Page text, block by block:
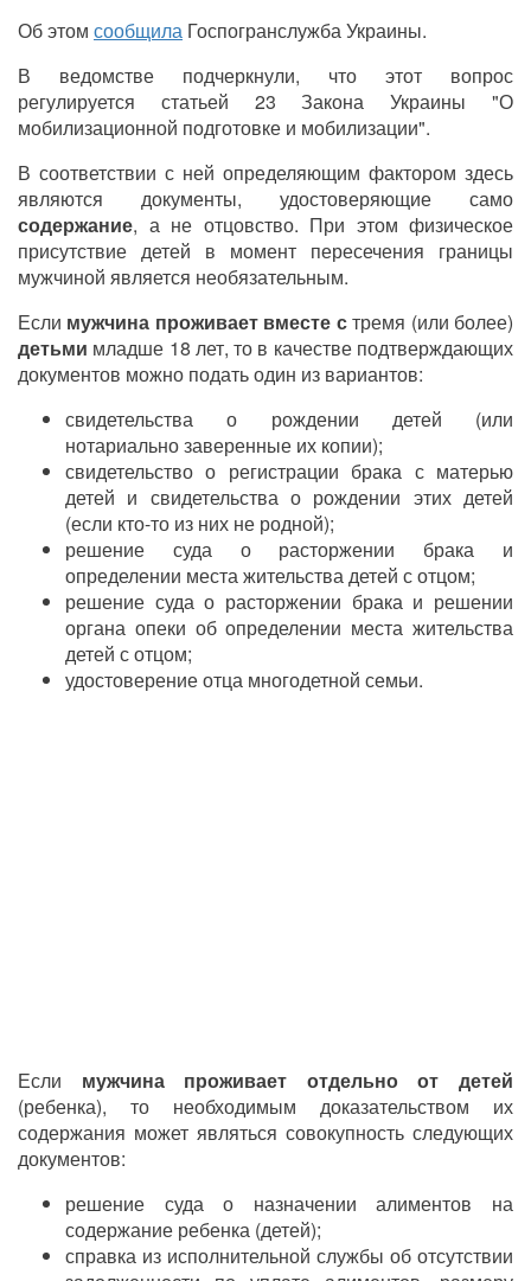
Об этом сообщила Госпогранслужба Украины.
В ведомстве подчеркнули, что этот вопрос
регулируется статьей 23 Закона Украины "О
мобилизационной подготовке и мобилизации".
В соответствии с ней определяющим фактором здесь
являются документы, удостоверяющие само
содержание, а не отцовство. При этом физическое
присутствие детей в момент пересечения границы
мужчиной является необязательным.
Если мужчина проживает вместе стремя (или более)
детьми младше 18 лет, то в качестве подтверждающих
документов можно подать один из вариантов:
свидетельства о рождении детей (или
нотариально заверенные их копии);
свидетельство о регистрации брака с матерью
детей и свидетельства о рождении этих детей
(если кто-то из них не родной);
решение суда о расторжении брака и
определении места жительства детей с отцом;
решение суда о расторжении брака и решении
органа опеки об определении места жительства
детей с отцом;
удостоверение отца многодетной семьи.
Если мужчина проживает отдельно от детей
(ребенка), то необходимым доказательством их
содержания может являться совокупность следующих
документов:
решение суда о назначении алиментов на
содержание ребенка (детей);
справка из исполнительной службы об отсутствии